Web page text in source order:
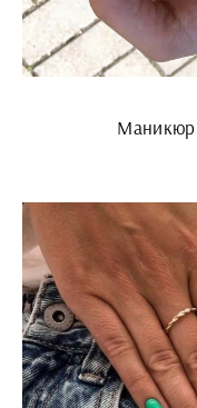
Маникюр